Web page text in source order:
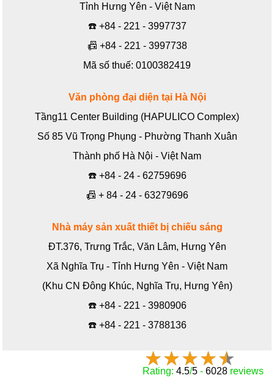
Tỉnh Hưng Yên - Việt Nam
☎️ +84 - 221 - 3997737
📠 +84 - 221 - 3997738
Mã số thuế: 0100382419
Văn phòng đại diện tại Hà Nội
Tầng11 Center Building (HAPULICO Complex)
Số 85 Vũ Trọng Phụng - Phường Thanh Xuân
Thành phố Hà Nội - Việt Nam
☎️ +84 - 24 - 62759696
📠 + 84 - 24 - 63279696
Nhà máy sản xuất thiết bị chiếu sáng
ĐT.376, Trưng Trắc, Văn Lâm, Hưng Yên
Xã Nghĩa Trụ - Tỉnh Hưng Yên - Việt Nam
(Khu CN Đông Khúc, Nghĩa Trụ, Hưng Yên)
☎️ +84 - 221 - 3980906
☎️ +84 - 221 - 3788136
Rating: 4.5/5 - 6028 reviews